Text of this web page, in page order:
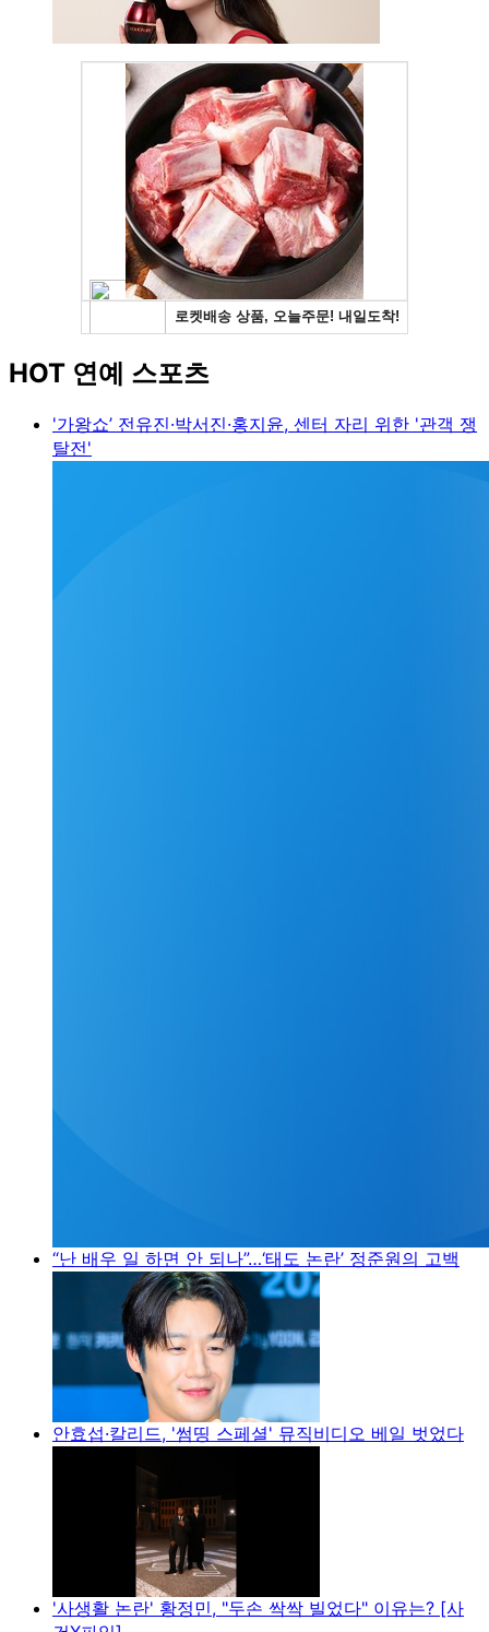
HOT 연예 스포츠
'가왕쇼’ 전유진·박서진·홍지윤, 센터 자리 위한 '관객 쟁
탈전'
“난 배우 일 하면 안 되나”…‘태도 논란’ 정준원의 고백
안효섭·칼리드, '썸띵 스페셜' 뮤직비디오 베일 벗었다
'사생활 논란' 황정민, "두손 싹싹 빌었다" 이유는? [사